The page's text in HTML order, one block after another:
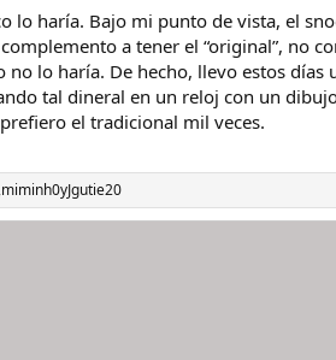
lo haría. Bajo mi punto de vista, el
a tener el “original”, no
no lo haría. De hecho, llevo estos
tal dineral en un reloj con un
el tradicional mil veces.
,miminh0yJgutie20